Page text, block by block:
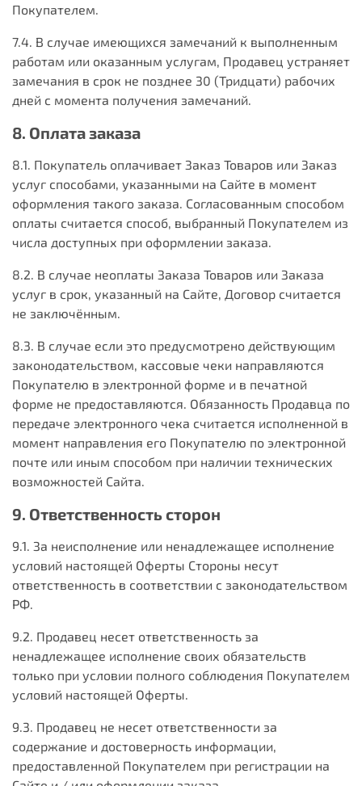
Покупателем.
7.4. В случае имеющихся замечаний к выполненным
работам или оказанным услугам, Продавец устраняет
замечания в срок не позднее 30 (Тридцати) рабочих
дней с момента получения замечаний.
8. Оплата заказа
8.1. Покупатель оплачивает Заказ Товаров или Заказ
услуг способами, указанными на Сайте в момент
оформления такого заказа. Согласованным способом
оплаты считается способ, выбранный Покупателем из
числа доступных при оформлении заказа.
8.2. В случае неоплаты Заказа Товаров или Заказа
услуг в срок, указанный на Сайте, Договор считается
не заключённым.
8.3. В случае если это предусмотрено действующим
законодательством, кассовые чеки направляются
Покупателю в электронной форме и в печатной
форме не предоставляются. Обязанность Продавца по
передаче электронного чека считается исполненной в
момент направления его Покупателю по электронной
почте или иным способом при наличии технических
возможностей Сайта.
9. Ответственность сторон
9.1. За неисполнение или ненадлежащее исполнение
условий настоящей Оферты Стороны несут
ответственность в соответствии с законодательством
РФ.
9.2. Продавец несет ответственность за
ненадлежащее исполнение своих обязательств
только при условии полного соблюдения Покупателем
условий настоящей Оферты.
9.3. Продавец не несет ответственности за
содержание и достоверность информации,
предоставленной Покупателем при регистрации на